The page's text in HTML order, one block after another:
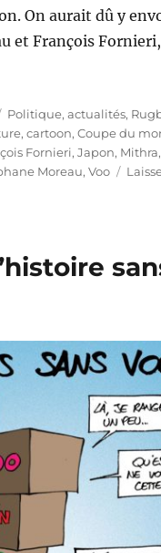
On aurait dû y
et François
Catégories
Politique, actualités,
,cartoon,Coupe du
Fornieri,Japon, Mithra
Moreau,Voo